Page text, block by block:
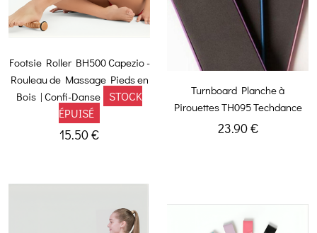
Footsie Roller BH500 Capezio -
Rouleau de Massage Pieds en
Bois | Confi-Danse
STOCK
ÉPUISÉ
15.50 €
Turnboard Planche à
Pirouettes TH095 Techdance
23.90 €